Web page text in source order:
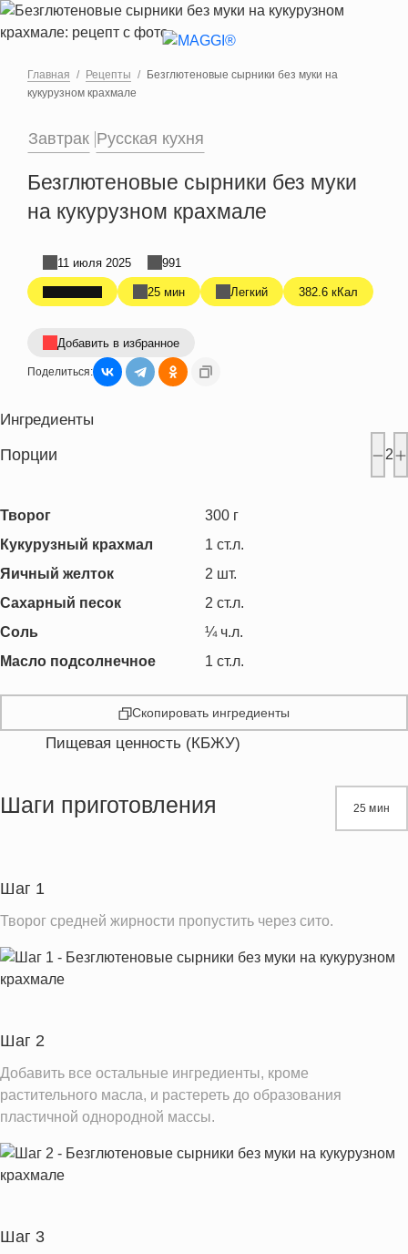
Перейти к основному содержанию
Главная Рецепты
Безглютеновые сырники без муки на
кукурузном крахмале
Завтрак Русская кухня
Безглютеновые сырники без муки
на кукурузном крахмале
25 мин Легкий 382.6 кКал
11 июля 2025 991
Добавить в избранное
Поделиться:
Ингредиенты
Порции 2
Творог 300 г
Кукурузный крахмал
1 ст.л.
Яичный желток
2 шт.
Сахарный песок
2 ст.л.
Соль
¼ ч.л.
Масло подсолнечное
1 ст.л.
Скопировать ингредиенты
Пищевая ценность (КБЖУ)
Жиры
Пищевые волокна
Сахар
Калий
178.5 мг
Фолиевая кислота
47.2 мкг
Витамин А
Витамин Е
Шаги приготовления 25 мин
Шаг 1
Творог средней жирности пропустить через сито.
Шаг 2
Добавить все остальные ингредиенты, кроме
растительного масла, и растереть до образования
пластичной однородной массы.
Шаг 3